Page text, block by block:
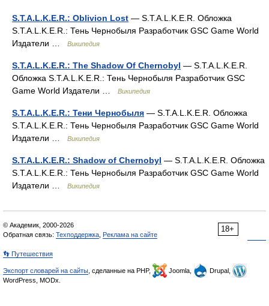
S.T.A.L.K.E.R.: Oblivion Lost — S.T.A.L.K.E.R. Обложка
S.T.A.L.K.E.R.: Тень Чернобыля Разработчик GSC Game World
Издатели …
Википедия
S.T.A.L.K.E.R.: The Shadow Of Chernobyl — S.T.A.L.K.E.R.
Обложка S.T.A.L.K.E.R.: Тень Чернобыля Разработчик GSC
Game World Издатели …
Википедия
S.T.A.L.K.E.R.: Тени Чернобыля — S.T.A.L.K.E.R. Обложка
S.T.A.L.K.E.R.: Тень Чернобыля Разработчик GSC Game World
Издатели …
Википедия
S.T.A.L.K.E.R.: Shadow of Chernobyl — S.T.A.L.K.E.R. Обложка
S.T.A.L.K.E.R.: Тень Чернобыля Разработчик GSC Game World
Издатели …
Википедия
18+
© Академик, 2000-2026
Обратная связь: Техподдержка Реклама на сайте
👣 Путешествия
Экспорт словарей на сайты , сделанные на PHP, Joomla,
Drupal,
WordPress, MODx.